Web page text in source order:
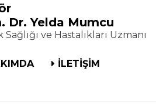
Dr. Yelda Mumcu
Sağlığı ve Hastalıkları Uzmanı
İLETİŞİM